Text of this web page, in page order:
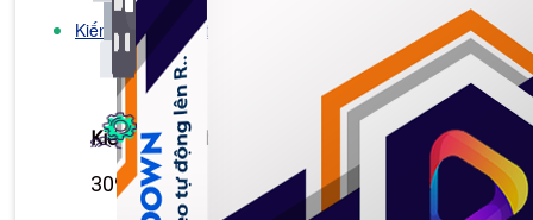
Kiến Thức Website
309 bài viết
Kiến Thức Marketing